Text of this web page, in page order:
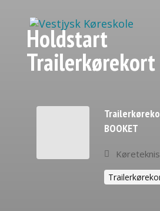
Holdstart
Trailerkørekort
BOOKET